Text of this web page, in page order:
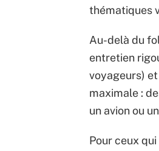
thématiques
Au-delà du
entretien
voyageurs)
maximale :
un avion ou
Pour ceux